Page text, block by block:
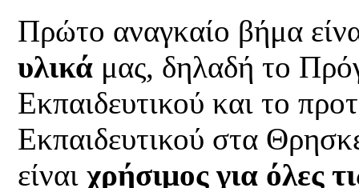
Πρώτο αναγκαίο βήμα
υλικά μας, δηλαδή το
Εκπαιδευτικού και το
Εκπαιδευτικού στα
είναιχρήσιμος για όλες